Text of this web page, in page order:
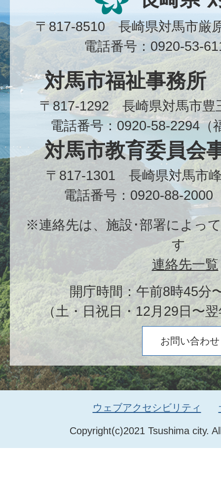
〒817-8510 長崎県対馬市
電話番号：0920-53-
対馬市福祉事務所
〒817-1292 長崎県対馬市
電話番号：0920-58-2294（
対馬市教育委員会
〒817-1301 長崎県対馬市
電話番号：0920-88-2000
※連絡先は、施設･部署によっ
す
連絡先一覧
開庁時間：午前8時45分
（土・日祝日・12月29日〜
お問い合わせ
Copyright(c)2021 Tsushima city.
ウェブアクセシビリティ